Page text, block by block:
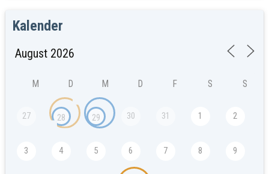
Kalender
M D M D F S S
27 28 29 30 31 1 2
3 4 5 6 7 8 9